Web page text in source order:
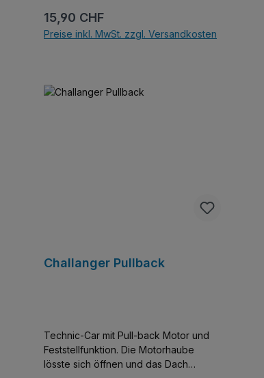
Regulärer Preis:
15,90 CHF
Preise inkl. MwSt. zzgl. Versandkosten
Challanger Pullback
Technic-Car mit Pull-back Motor und
Feststellfunktion. Die Motorhaube
lösste sich öffnen und das Dach